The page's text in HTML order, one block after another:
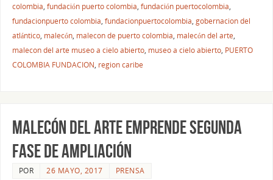
colombia, fundación puerto colombia, fundación puertocolombia,
fundacionpuerto colombia, fundacionpuertocolombia, gobernacion del
atlántico, malecón, malecon de puerto colombia, malecón del arte,
malecon del arte museo a cielo abierto, museo a cielo abierto, PUERTO
COLOMBIA FUNDACION, region caribe
MALECÓN DEL ARTE EMPRENDE SEGUNDA
FASE DE AMPLIACIÓN
POR 26 MAYO, 2017 PRENSA